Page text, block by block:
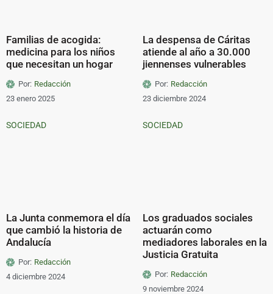
Familias de acogida:
medicina para los niños
que necesitan un hogar
Por: Redacción
23 enero 2025
La despensa de Cáritas
atiende al año a 30.000
jiennenses vulnerables
Por: Redacción
23 diciembre 2024
SOCIEDAD
La Junta conmemora el día
que cambió la historia de
Andalucía
Por: Redacción
4 diciembre 2024
SOCIEDAD
Los graduados sociales
actuarán como
mediadores laborales en la
Justicia Gratuita
Por: Redacción
9 noviembre 2024